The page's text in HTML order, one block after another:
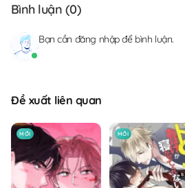
Bình luận (0)
Bạn cần đăng nhậpđể bình luận.
Đề xuất liên quan
MỚI MỚI